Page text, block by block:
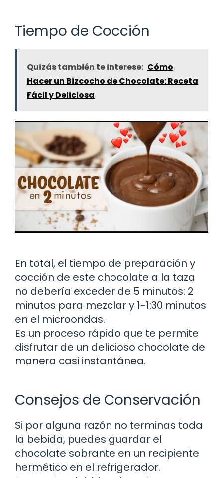
Tiempo de Cocción
Quizás también te interese: Cómo
Hacer un Bizcocho de Chocolate: Receta
Fácil y Deliciosa
En total, el tiempo de preparación y
cocción de este chocolate a la taza
no debería exceder de 5 minutos: 2
minutos para mezclar y 1-1:30 minutos
en el microondas.
Es un proceso rápido que te permite
disfrutar de un delicioso chocolate de
manera casi instantánea.
Consejos de Conservación
Si por alguna razón no terminas toda
la bebida, puedes guardar el
chocolate sobrante en un recipiente
hermético en el refrigerador.